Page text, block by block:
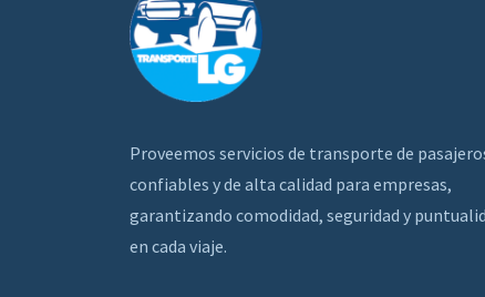
Proveemos servicios de transporte de
confiables y de alta calidad para empresas,
garantizando comodidad, seguridad y
en cada viaje.